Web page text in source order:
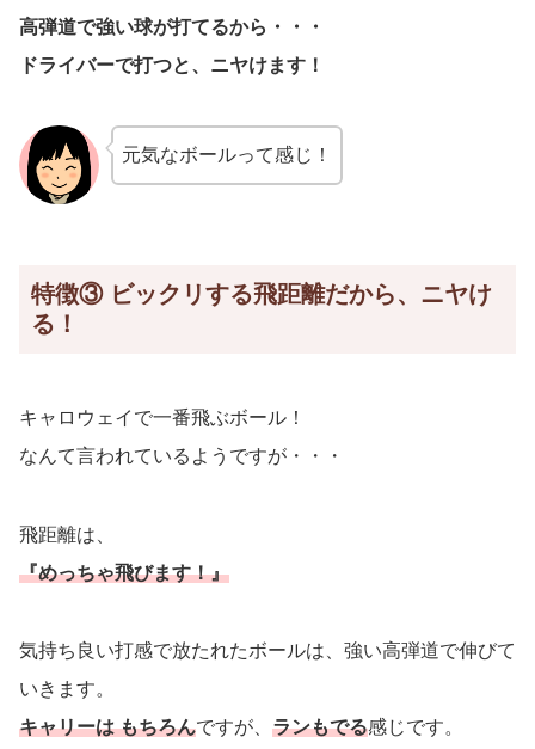
高弾道で強い球が打てるから・・・
ドライバーで打つと、ニヤけます！
元気なボールって感じ！
特徴③ ビックリする飛距離だから、ニヤけ
る！
キャロウェイで一番飛ぶボール！
なんて言われているようですが・・・
飛距離は、
『めっちゃ飛びます！』
気持ち良い打感で放たれたボールは、強い高弾道で伸びて
いきます。
キャリーは もちろんですが、 ランもでる感じです。